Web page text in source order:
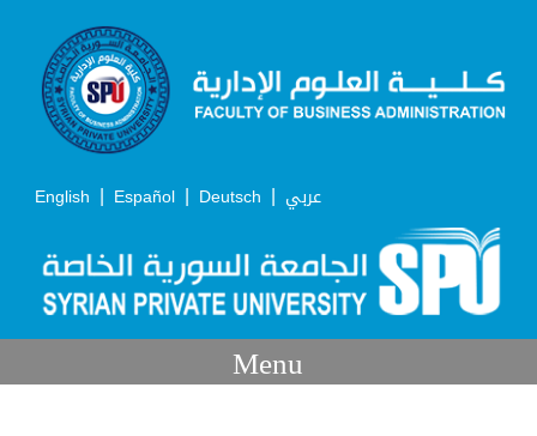
English | Español | Deutsch | عربي
Menu